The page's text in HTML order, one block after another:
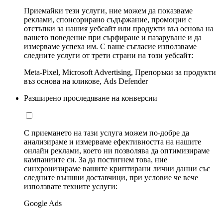
Приемайки тези услуги, ние можем да показваме
реклами, спонсорирано съдържание, промоции с
отстъпки за нашия уебсайт или продукти въз основа на
вашето поведение при сърфиране и пазаруване и да
измерваме успеха им. С ваше съгласие използваме
следните услуги от трети страни на този уебсайт:
Meta-Pixel, Microsoft Advertising, Препоръки за продукти
въз основа на кликове, Ads Defender
Разширено проследяване на конверсии
С приемането на тази услуга можем по-добре да
анализираме и измерваме ефективността на нашите
онлайн реклами, което ни позволява да оптимизираме
кампаниите си. За да постигнем това, ние
синхронизираме вашите криптирани лични данни със
следните външни доставчици, при условие че вече
използвате техните услуги:
Google Ads